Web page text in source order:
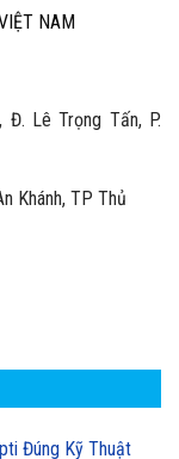
NAM
Đ. Lê Trọng Tấn, P.
Khánh, TP Thủ
Đúng Kỹ Thuật